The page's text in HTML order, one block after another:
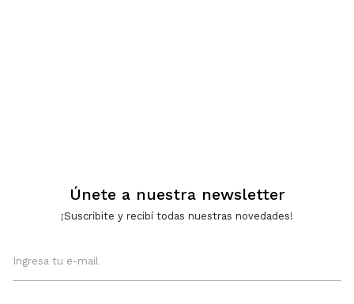
Únete a nuestra newsletter
¡Suscribite y recibí todas nuestras novedades!